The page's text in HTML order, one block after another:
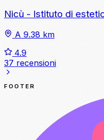
Nicù - Istituto di
A 9.38 km
4.9
37 recensioni
FOOTER